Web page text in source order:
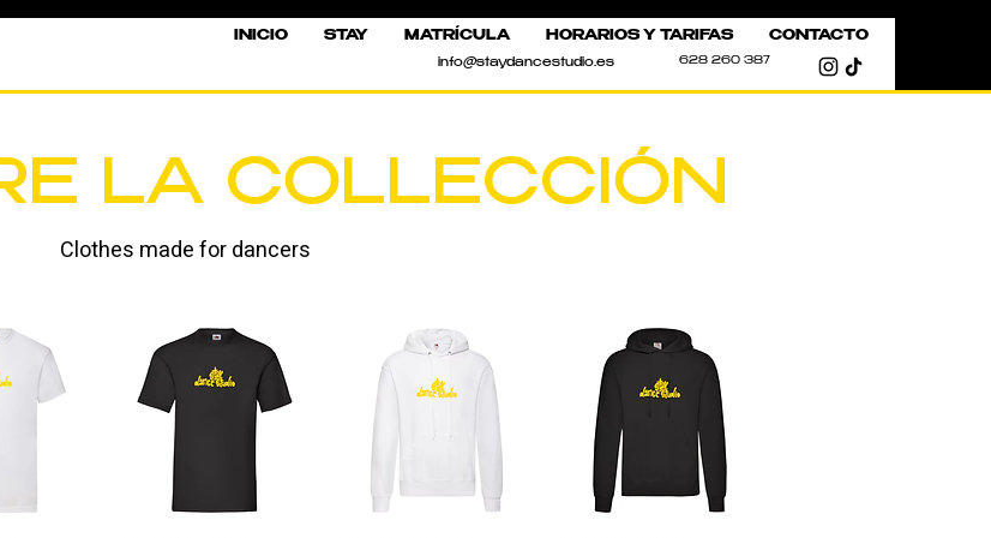
INICIO STAY MATRÍCULA HORARIOS Y TARIFAS CONTACTO
628 260 387
info@staydancestudio.es
LA COLLECCIÓN
Clothes made for dancers